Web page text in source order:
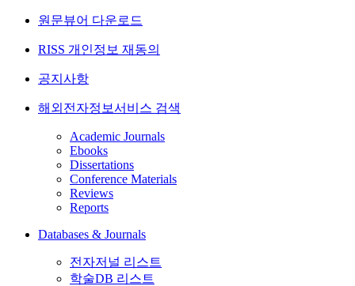
원문뷰어 다운로드
RISS 개인정보 재동의
공지사항
해외전자정보서비스 검색
Academic Journals
Ebooks
Dissertations
Conference Materials
Reviews
Reports
Databases & Journals
전자저널 리스트
학술DB 리스트